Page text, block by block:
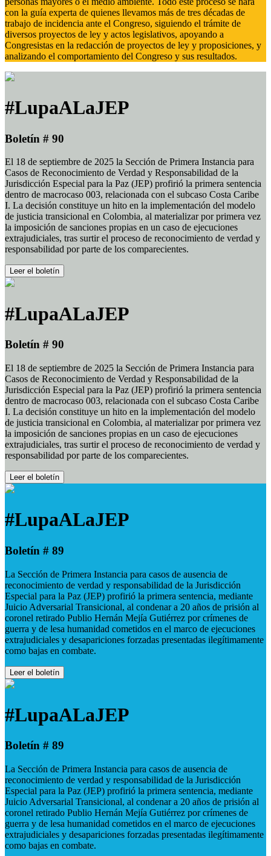
con la guía experta de quienes llevamos más de tres décadas de
trabajo de incidencia ante el Congreso, siguiendo el trámite de
diversos proyectos de ley y actos legislativos, apoyando a
Congresistas en la redacción de proyectos de ley y proposiciones, y
analizando el comportamiento del Congreso y sus resultados.
#LupaALaJEP
Boletín # 90
El 18 de septiembre de 2025 la Sección de Primera Instancia para
Casos de Reconocimiento de Verdad y Responsabilidad de la
Jurisdicción Especial para la Paz (JEP) profirió la primera sentencia
dentro de macrocaso 003, relacionada con el subcaso Costa Caribe
I. La decisión constituye un hito en la implementación del modelo
de justicia transicional en Colombia, al materializar por primera vez
la imposición de sanciones propias en un caso de ejecuciones
extrajudiciales, tras surtir el proceso de reconocimiento de verdad y
responsabilidad por parte de los comparecientes.
Leer el boletín
#LupaALaJEP
Boletín # 90
El 18 de septiembre de 2025 la Sección de Primera Instancia para
Casos de Reconocimiento de Verdad y Responsabilidad de la
Jurisdicción Especial para la Paz (JEP) profirió la primera sentencia
dentro de macrocaso 003, relacionada con el subcaso Costa Caribe
I. La decisión constituye un hito en la implementación del modelo
de justicia transicional en Colombia, al materializar por primera vez
la imposición de sanciones propias en un caso de ejecuciones
extrajudiciales, tras surtir el proceso de reconocimiento de verdad y
responsabilidad por parte de los comparecientes.
Leer el boletín
#LupaALaJEP
Boletín # 89
La Sección de Primera Instancia para casos de ausencia de
reconocimiento de verdad y responsabilidad de la Jurisdicción
Especial para la Paz (JEP) profirió la primera sentencia, mediante
Juicio Adversarial Transicional, al condenar a 20 años de prisión al
coronel retirado Publio Hernán Mejía Gutiérrez por crímenes de
guerra y de lesa humanidad cometidos en el marco de ejecuciones
extrajudiciales y desapariciones forzadas presentadas ilegítimamente
como bajas en combate.
Leer el boletín
#LupaALaJEP
Boletín # 89
La Sección de Primera Instancia para casos de ausencia de
reconocimiento de verdad y responsabilidad de la Jurisdicción
Especial para la Paz (JEP) profirió la primera sentencia, mediante
Juicio Adversarial Transicional, al condenar a 20 años de prisión al
coronel retirado Publio Hernán Mejía Gutiérrez por crímenes de
guerra y de lesa humanidad cometidos en el marco de ejecuciones
extrajudiciales y desapariciones forzadas presentadas ilegítimamente
como bajas en combate.